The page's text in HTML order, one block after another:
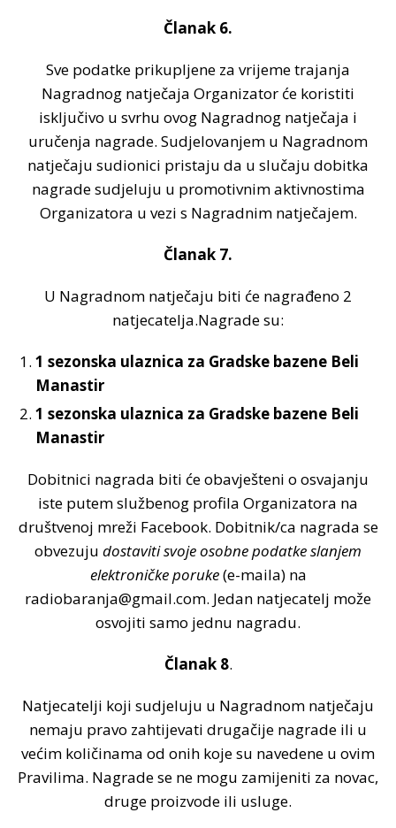
Članak 6.
Sve podatke prikupljene za vrijeme trajanja
Nagradnog natječaja Organizator će koristiti
isključivo u svrhu ovog Nagradnog natječaja i
uručenja nagrade. Sudjelovanjem u Nagradnom
natječaju sudionici pristaju da u slučaju dobitka
nagrade sudjeluju u promotivnim aktivnostima
Organizatora u vezi s Nagradnim natječajem.
Članak 7.
U Nagradnom natječaju biti će nagrađeno 2
natjecatelja.Nagrade su:
1 sezonska ulaznica za Gradske bazene Beli
Manastir
1 sezonska ulaznica za Gradske bazene Beli
Manastir
Dobitnici nagrada biti će obavješteni o osvajanju
iste putem službenog profila Organizatora na
društvenoj mreži Facebook. Dobitnik/ca nagrada se
obvezuju dostaviti svoje osobne podatke slanjem
elektroničke poruke(e-maila) na
radiobaranja@gmail.com. Jedan natjecatelj može
osvojiti samo jednu nagradu.
Članak 8.
Natjecatelji koji sudjeluju u Nagradnom natječaju
nemaju pravo zahtijevati drugačije nagrade ili u
većim količinama od onih koje su navedene u ovim
Pravilima. Nagrade se ne mogu zamijeniti za novac,
druge proizvode ili usluge.